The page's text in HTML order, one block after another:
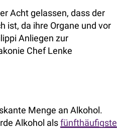
Acht gelassen, dass der
ist, da ihre Organe und vor
Anliegen zur
Chef Lenke
Menge an Alkohol.
Alkohol alsfünfthäufigste